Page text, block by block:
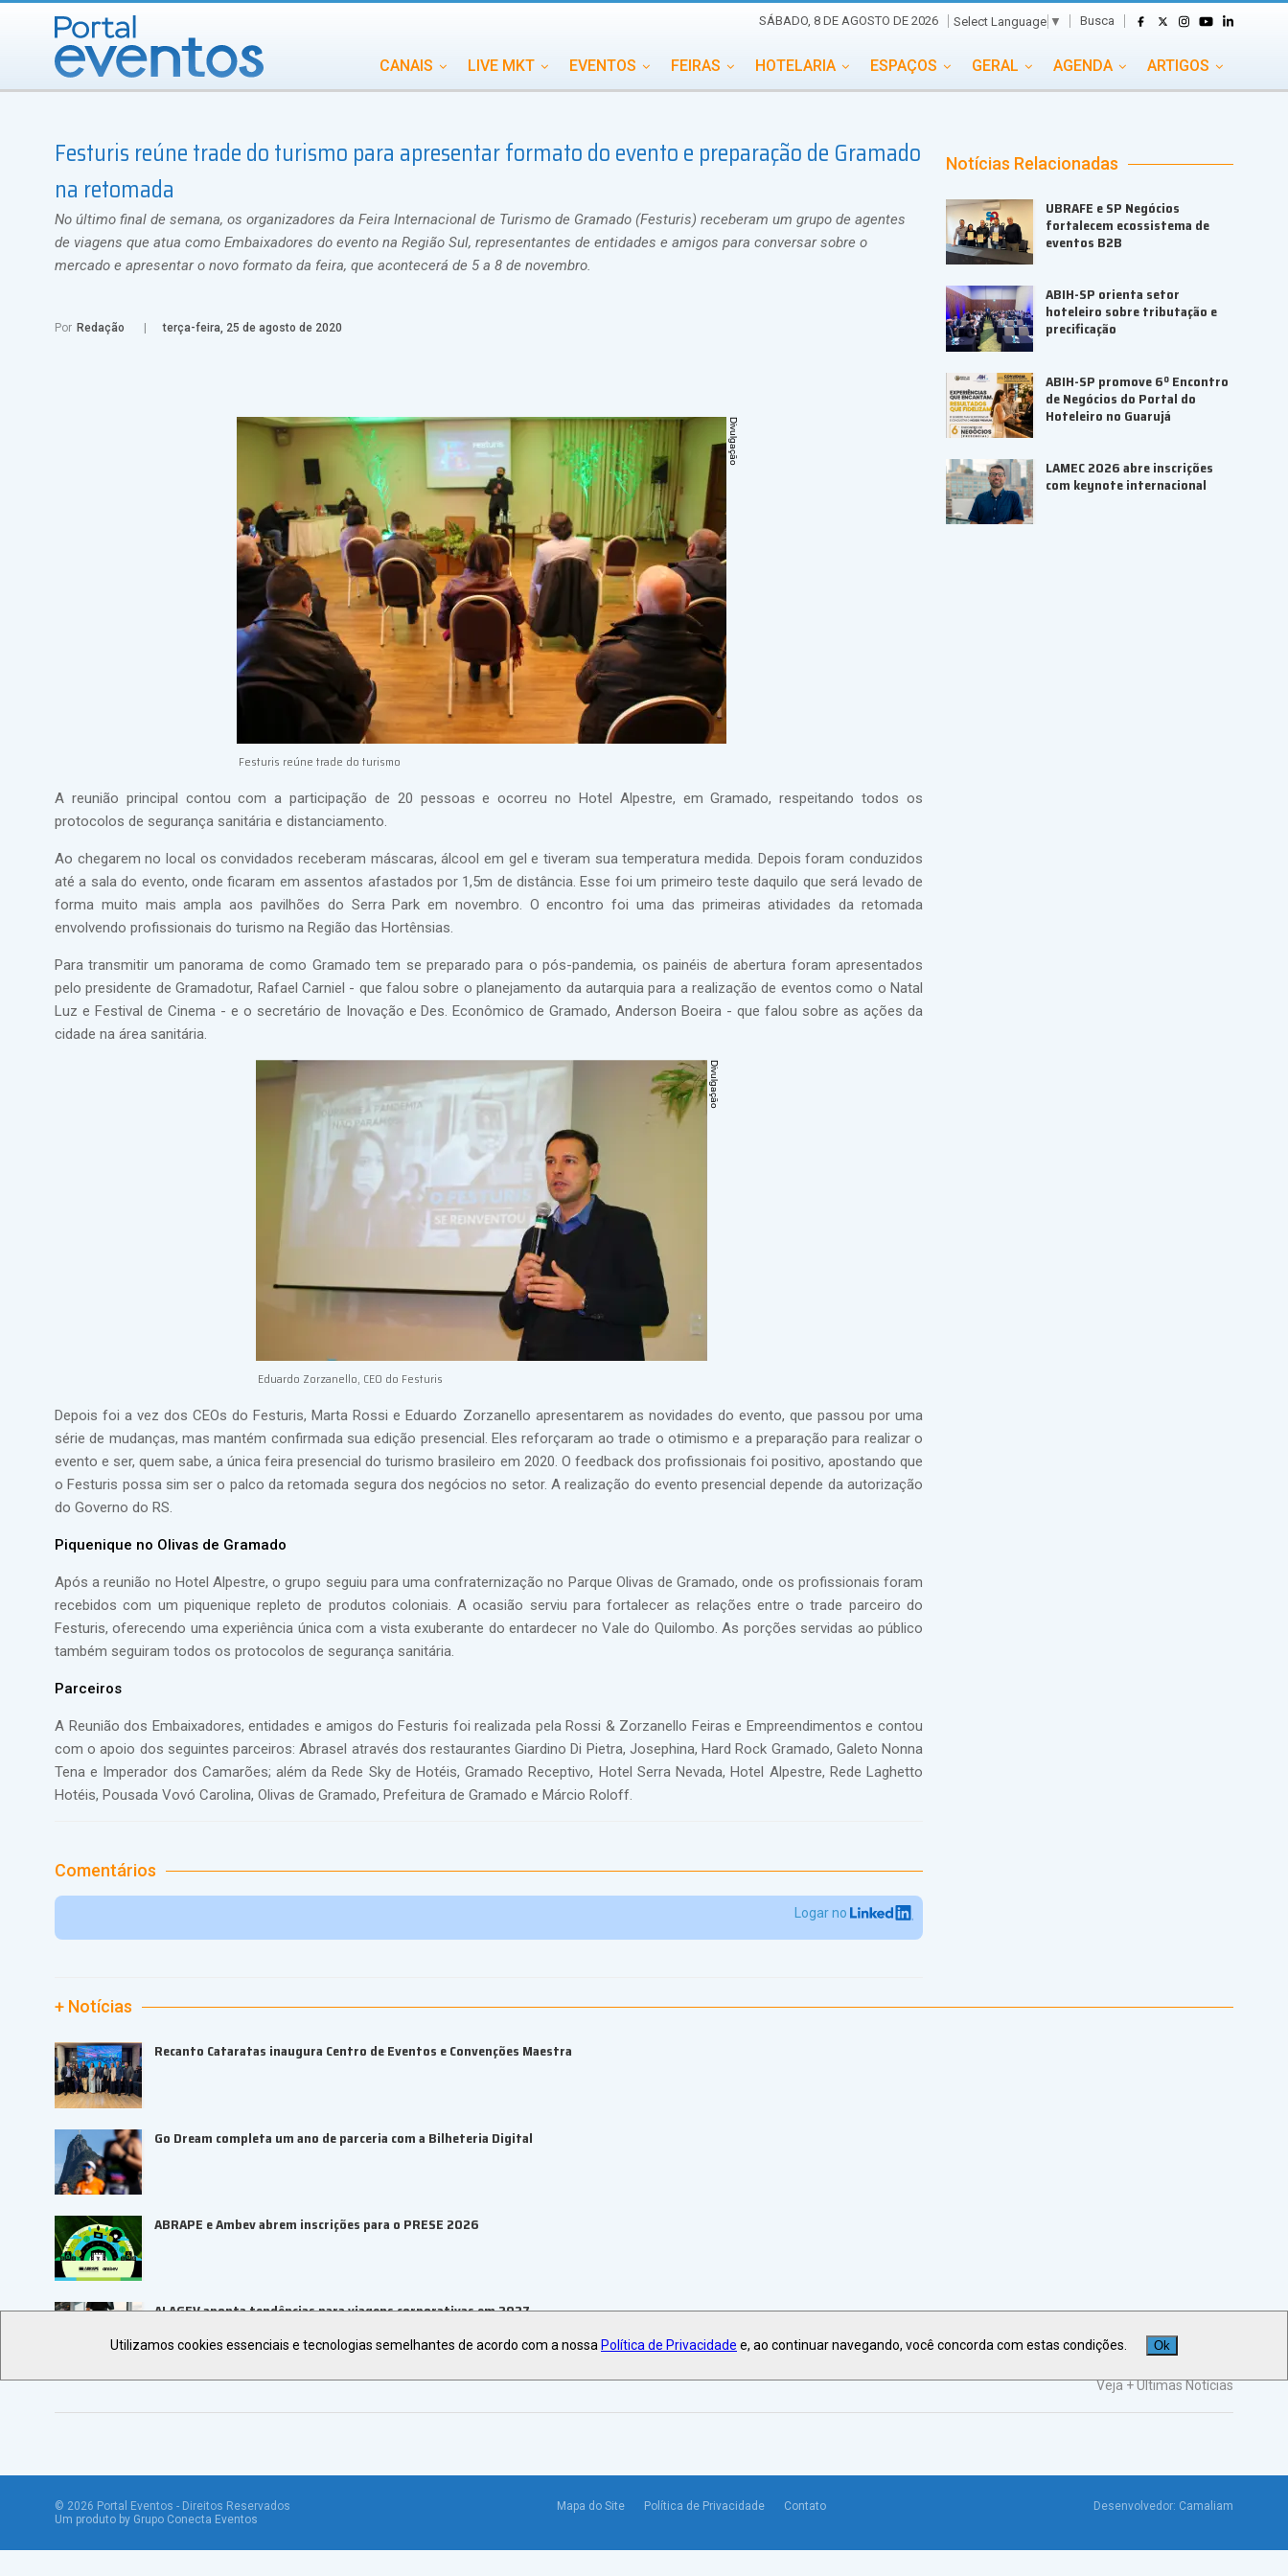
SÁBADO, 8 DE AGOSTO DE 2026 Select Language ▼ Busca
CANAIS LIVE MKT EVENTOS FEIRAS HOTELARIA ESPAÇOS GERAL AGENDA ARTIGOS
INCENTIVOS INTERNACIONAL MEMORIAL DE EVENTOS PERSONALIDADE PORTAL EVENTOS TV TRANSPORTES
TURISMO VAI E VEM
Festuris reúne trade do turismo para apresentar formato do evento e preparação de Gramado
na retomada
No último final de semana, os organizadores da Feira Internacional de Turismo de Gramado (Festuris) receberam um grupo de agentes
de viagens que atua como Embaixadores do evento na Região Sul, representantes de entidades e amigos para conversar sobre o
mercado e apresentar o novo formato da feira, que acontecerá de 5 a 8 de novembro.
Por Redação terça-feira, 25 de agosto de 2020
Festuris reúne trade do turismo
A reunião principal contou com a participação de 20 pessoas e ocorreu no Hotel Alpestre, em Gramado, respeitando todos os
protocolos de segurança sanitária e distanciamento.
Ao chegarem no local os convidados receberam máscaras, álcool em gel e tiveram sua temperatura medida. Depois foram conduzidos
até a sala do evento, onde ficaram em assentos afastados por 1,5m de distância. Esse foi um primeiro teste daquilo que será levado de
forma muito mais ampla aos pavilhões do Serra Park em novembro. O encontro foi uma das primeiras atividades da retomada
envolvendo profissionais do turismo na Região das Hortênsias.
Para transmitir um panorama de como Gramado tem se preparado para o pós-pandemia, os painéis de abertura foram apresentados
pelo presidente de Gramadotur, Rafael Carniel - que falou sobre o planejamento da autarquia para a realização de eventos como o Natal
Luz e Festival de Cinema - e o secretário de Inovação e Des. Econômico de Gramado, Anderson Boeira - que falou sobre as ações da
cidade na área sanitária.
Eduardo Zorzanello, CEO do Festuris
Depois foi a vez dos CEOs do Festuris, Marta Rossi e Eduardo Zorzanello apresentarem as novidades do evento, que passou por uma
série de mudanças, mas mantém confirmada sua edição presencial. Eles reforçaram ao trade o otimismo e a preparação para realizar o
evento e ser, quem sabe, a única feira presencial do turismo brasileiro em 2020. O feedback dos profissionais foi positivo, apostando que
o Festuris possa sim ser o palco da retomada segura dos negócios no setor. A realização do evento presencial depende da autorização
do Governo do RS.
Piquenique no Olivas de Gramado
Após a reunião no Hotel Alpestre, o grupo seguiu para uma confraternização no Parque Olivas de Gramado, onde os profissionais foram
recebidos com um piquenique repleto de produtos coloniais. A ocasião serviu para fortalecer as relações entre o trade parceiro do
Festuris, oferecendo uma experiência única com a vista exuberante do entardecer no Vale do Quilombo. As porções servidas ao público
também seguiram todos os protocolos de segurança sanitária.
Parceiros
A Reunião dos Embaixadores, entidades e amigos do Festuris foi realizada pela Rossi & Zorzanello Feiras e Empreendimentos e contou
com o apoio dos seguintes parceiros: Abrasel através dos restaurantes Giardino Di Pietra, Josephina, Hard Rock Gramado, Galeto Nonna
Tena e Imperador dos Camarões; além da Rede Sky de Hotéis, Gramado Receptivo, Hotel Serra Nevada, Hotel Alpestre, Rede Laghetto
Hotéis, Pousada Vovó Carolina, Olivas de Gramado, Prefeitura de Gramado e Márcio Roloff.
Comentários
Logar no
Notícias Relacionadas
UBRAFE e SP Negócios
fortalecem ecossistema de
eventos B2B
ABIH-SP orienta setor
hoteleiro sobre tributação e
precificação
ABIH-SP promove 6º Encontro
de Negócios do Portal do
Hoteleiro no Guarujá
LAMEC 2026 abre inscrições
com keynote internacional
+ Notícias
Recanto Cataratas inaugura Centro de Eventos e Convenções Maestra
Go Dream completa um ano de parceria com a Bilheteria Digital
ABRAPE e Ambev abrem inscrições para o PRESE 2026
ALAGEV aponta tendências para viagens corporativas em 2027
Veja +Últimas Notícias
© 2026 Portal Eventos - Direitos Reservados
Um produto by Grupo Conecta Eventos
Mapa do Site Política de Privacidade Contato Desenvolvedor: Camaliam
Utilizamos cookies essenciais e tecnologias semelhantes de acordo com a nossa Política de Privacidade e, ao continuar navegando, você concorda com estas condições. Ok